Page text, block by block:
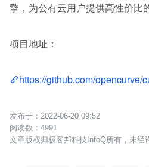
擎，为公有云用户提供高性价比
项目地址：
https://github.com/opencurve/
2022-06-20 09:52
4991
文章版权归极客邦科技InfoQ所有，未经